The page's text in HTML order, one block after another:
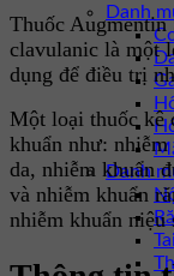
Danh
Danh
Thuốc
clavulanic là một
dụng để điều trị
Một loại thuốc kê
khuẩn như:
da, nhiễm khuẩn
và nhiễm khuẩn
nhiễm khuẩn